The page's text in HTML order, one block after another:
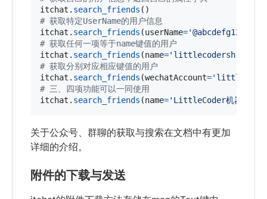
itchat . search_friends
# 获取特定UserName的用户信息
itchat . search_friends (userName=
# 获取任何一项等于name键值的用户
itchat . search_friends (name='littlecodersh'
# 获取分别对应相应键值的用户
itchat . search_friends (wechatAccount=
# 三、四项功能可以一同使用
itchat . search_friends (name='LittleCoder机器人'
关于公众号、群聊的获取与搜索在文档中有更加
详细的介绍。
附件的下载与发送